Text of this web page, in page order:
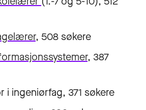
, 508 søkere
, 387
i ingeniørfag, 371 søkere